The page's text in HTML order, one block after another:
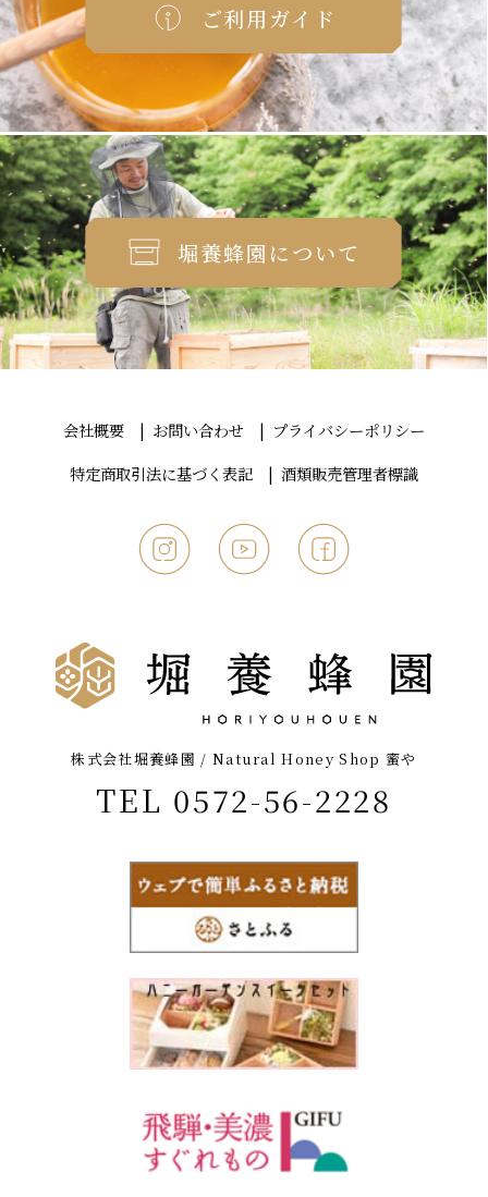
ご利用ガイド
堀養蜂園について
会社概要 お問い合わせ
プライバシーポリシー
特定商取引法に基づく表記
酒類販売管理者標識
株式会社堀養蜂園 / Natural Honey Shop 蜜や
TEL 0572-56-2228